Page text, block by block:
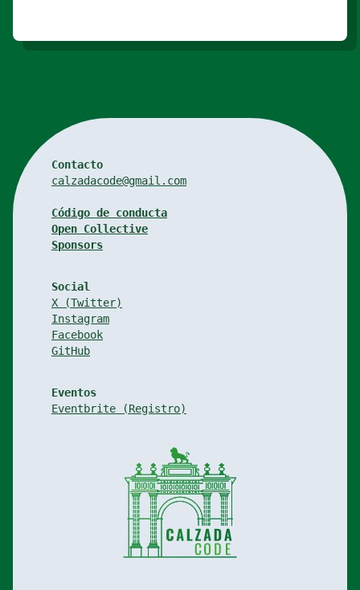
Contacto
calzadacode@gmail.com
Código de conducta
Open Collective
Sponsors
Social
X (Twitter)
Instagram
Facebook
GitHub
Eventos
Eventbrite (Registro)